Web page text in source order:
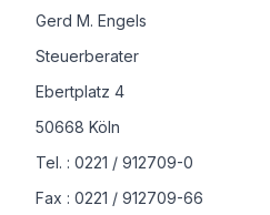
Gerd M. Engels
Steuerberater
Ebertplatz 4
50668 Köln
Tel. : 0221 / 912709-0
Fax : 0221 / 912709-66